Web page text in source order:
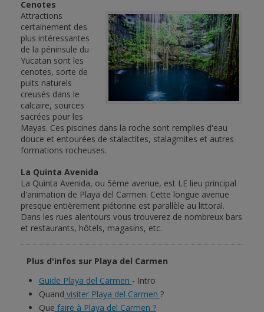
Cenotes
Attractions
certainement des
plus intéressantes
de la péninsule du
Yucatan sont les
cenotes, sorte de
puits naturels
creusés dans le
calcaire, sources
sacrées pour les
Mayas. Ces piscines dans la roche sont remplies d'eau
douce et entourées de stalactites, stalagmites et autres
formations rocheuses.
La Quinta Avenida
La Quinta Avenida, ou 5ème avenue, est LE lieu principal
d'animation de Playa del Carmen. Cette longue avenue
presque entièrement piétonne est parallèle au littoral.
Dans les rues alentours vous trouverez de nombreux bars
et restaurants, hôtels, magasins, etc.
Plus d'infos sur Playa del Carmen
Guide Playa del Carmen - Intro
Quand visiter Playa del Carmen ?
Que faire à Playa del Carmen ?